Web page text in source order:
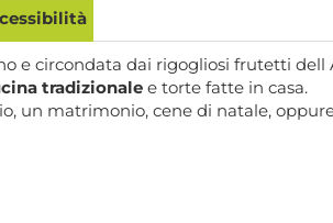
e circondata dai rigogliosi frutetti dell
tradizionale e torte fatte in casa.
un matrimonio, cene di natale,